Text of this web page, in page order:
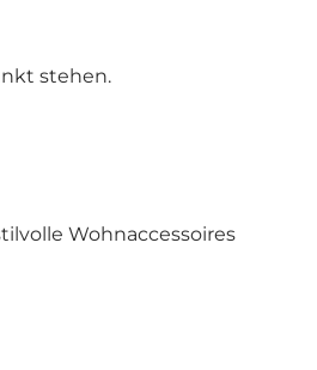
stehen.
Wohnaccessoires